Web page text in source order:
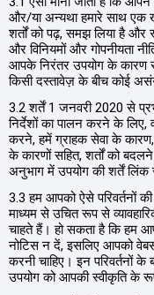
और/या अन्यथा हमारे साथ एक
शर्तों को पढ़, समझ लिया है और
और विनियमों और गोपनीयता
आपके निरंतर उपयोग के कारण
किसी दस्तावेज़ के बीच कोई
3.2 शर्तें 1 जनवरी 2020 से
निर्देशों का पालन करने के लिए,
करने, हमें ग्राहक सेवा के कारण,
के कारणों सहित, शर्तों को
अनुभाग में उपयोग की शर्तें
3.3 हम आपको ऐसे परिवर्तनों
माध्यम से उचित रूप से
चाहते हैं। हो सकता है कि हम
नोटिस न दें, इसलिए आपको
करनी चाहिए। इन परिवर्तनों
उपयोग को आपकी स्वीकृति के